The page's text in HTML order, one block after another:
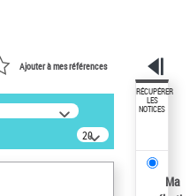
Ajouter à mes références
20
résultats/page
RÉCUPÉRER
LES
NOTICES
Ma